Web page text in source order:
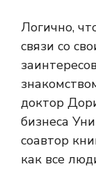
Логично,
связи со
доктор
бизнеса
соавтор
как все